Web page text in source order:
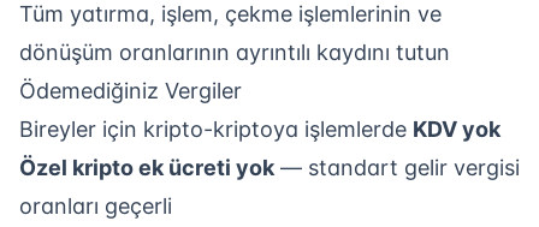
Tüm yatırma, işlem, çekme işlemlerinin ve
dönüşüm oranlarının ayrıntılı kaydını tutun
Ödemediğiniz Vergiler
Bireyler için kripto-kriptoya işlemlerde KDV yok
Özel kripto ek ücreti yok — standart gelir vergisi
oranları geçerli